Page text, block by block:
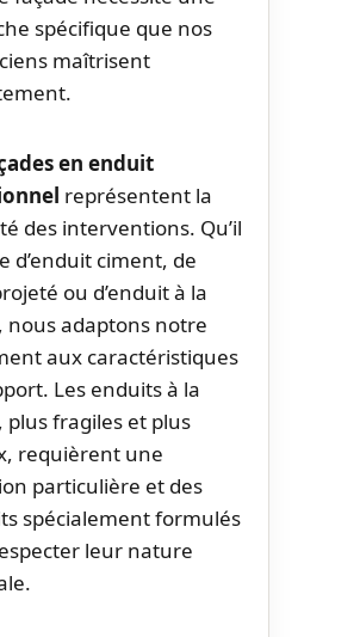
spécifique que nos
maîtrisent
en enduit
représentent la
des interventions. Qu’il
d’enduit ciment, de
ou d’enduit à la
nous adaptons notre
aux caractéristiques
Les enduits à la
plus fragiles et plus
requièrent une
particulière et des
spécialement formulés
leur nature